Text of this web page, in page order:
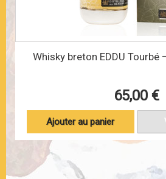
Whisky breton EDDU Tourbé
65,00 €
Ajouter au panier